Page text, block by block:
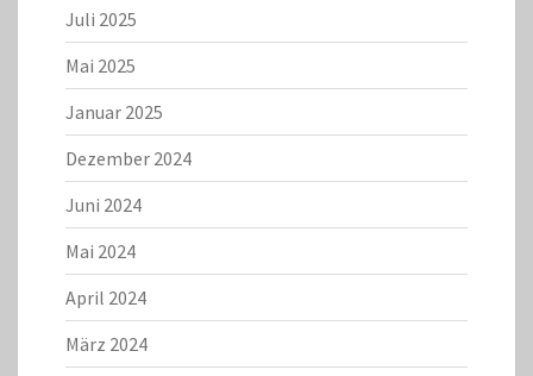
Juli 2025
Mai 2025
Januar 2025
Dezember 2024
Juni 2024
Mai 2024
April 2024
März 2024